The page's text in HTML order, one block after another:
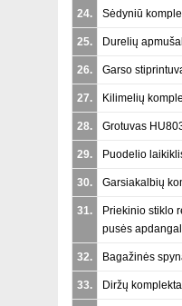
24. Sėdyniū
25. Durelių
26. Garso
27. Kilimelių
28. Grotuvas
29. Puodelio
30. Garsiakalbių
31.
Priekinio stiklo
pusės
32. Bagažinės
33. Diržų